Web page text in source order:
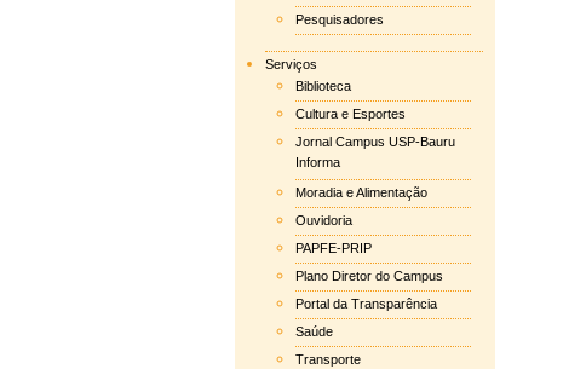
Pesquisadores
Serviços
Biblioteca
Cultura e Esportes
Jornal Campus USP-Bauru
Informa
Moradia e Alimentação
Ouvidoria
PAPFE-PRIP
Plano Diretor do Campus
Portal da Transparência
Saúde
Transporte